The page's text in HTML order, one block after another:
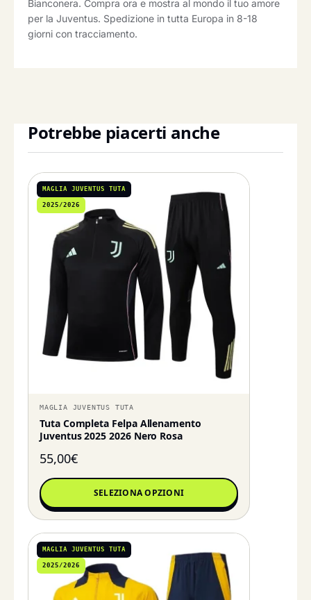
Bianconera. Compra ora e mostra al mondo il tuo amore
per la Juventus. Spedizione in tutta Europa in 8-18
giorni con tracciamento.
Potrebbe piacerti anche
MAGLIA JUVENTUS TUTA
2025/2026
MAGLIA JUVENTUS TUTA
Tuta Completa Felpa Allenamento
Juventus 2025 2026 Nero Rosa
55,00€
SELEZIONA OPZIONI
MAGLIA JUVENTUS TUTA
2025/2026